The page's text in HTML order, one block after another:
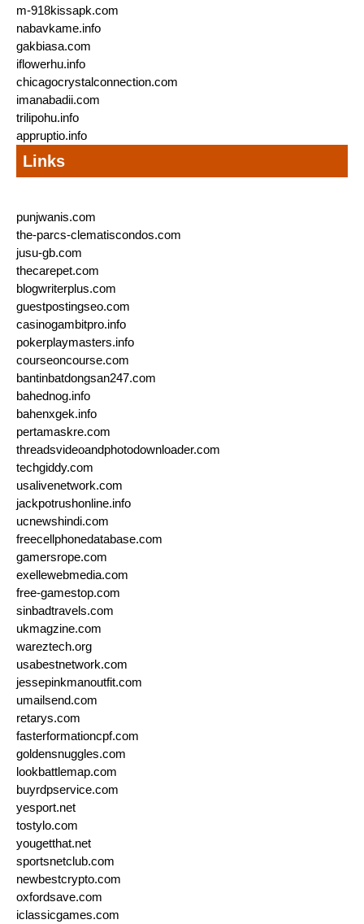
m-918kissapk.com
nabavkame.info
gakbiasa.com
iflowerhu.info
chicagocrystalconnection.com
imanabadii.com
trilipohu.info
appruptio.info
Links
punjwanis.com
the-parcs-clematiscondos.com
jusu-gb.com
thecarepet.com
blogwriterplus.com
guestpostingseo.com
casinogambitpro.info
pokerplaymasters.info
courseoncourse.com
bantinbatdongsan247.com
bahednog.info
bahenxgek.info
pertamaskre.com
threadsvideoandphotodownloader.com
techgiddy.com
usalivenetwork.com
jackpotrushonline.info
ucnewshindi.com
freecellphonedatabase.com
gamersrope.com
exellewebmedia.com
free-gamestop.com
sinbadtravels.com
ukmagzine.com
wareztech.org
usabestnetwork.com
jessepinkmanoutfit.com
umailsend.com
retarys.com
fasterformationcpf.com
goldensnuggles.com
lookbattlemap.com
buyrdpservice.com
yesport.net
tostylo.com
yougetthat.net
sportsnetclub.com
newbestcrypto.com
oxfordsave.com
iclassicgames.com